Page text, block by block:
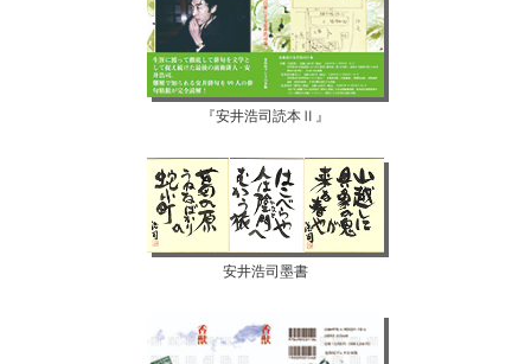
『安井浩司読本Ⅱ』
安井浩司墨書